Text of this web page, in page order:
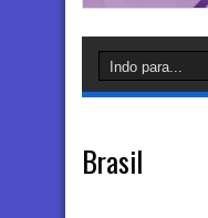
Brasil